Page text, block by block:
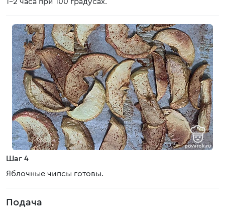
Шаг 4
Яблочные чипсы готовы.
Подача